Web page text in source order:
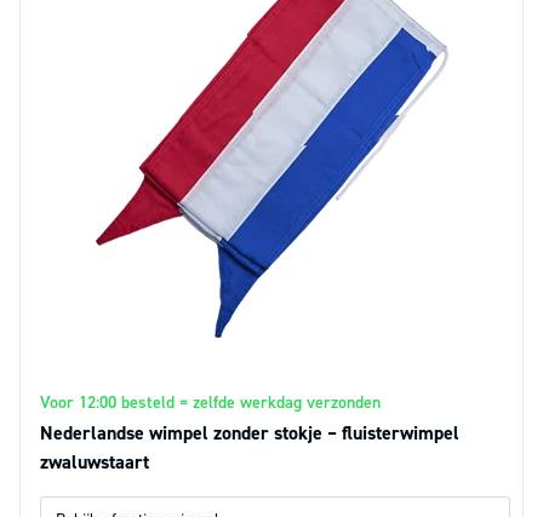
Voor 12:00 besteld = zelfde werkdag verzonden
Nederlandse wimpel zonder stokje – fluisterwimpel
zwaluwstaart